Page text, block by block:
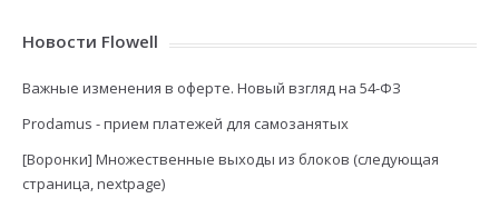
Новости Flowell
Важные изменения в оферте. Новый взгляд на 54-ФЗ
Prodamus - прием платежей для самозанятых
[Воронки] Множественные выходы из блоков (следующая
страница, nextpage)